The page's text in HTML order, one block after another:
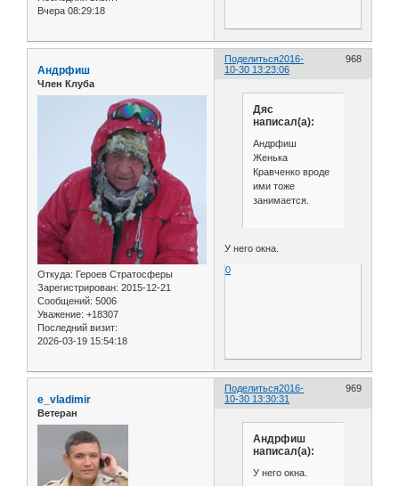
Вчера 08:29:18
Поделиться 968
2016-
10-30 13:23:06
Андрфиш
Член Клуба
Откуда: Героев Стратосферы
Зарегистрирован: 2015-12-21
Сообщений: 5006
Уважение: +18307
Последний визит:
2026-03-19 15:54:18
Дяс
написал(а):
Андрфиш
Женька
Кравченко вроде
ими тоже
занимается.
У него окна.
0
Поделиться 969
2016-
10-30 13:30:31
e_vladimir
Ветеран
Андрфиш
написал(а):
У него окна.